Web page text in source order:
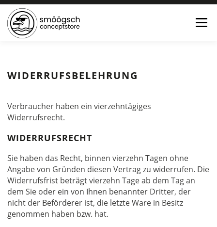
Menü
WIDERRUFSBELEHRUNG
Verbraucher haben ein vierzehntägiges
Widerrufsrecht.
WIDERRUFSRECHT
Sie haben das Recht, binnen vierzehn Tagen ohne
Angabe von Gründen diesen Vertrag zu widerrufen. Die
Widerrufsfrist beträgt vierzehn Tage ab dem Tag an
dem Sie oder ein von Ihnen benannter Dritter, der
nicht der Beförderer ist, die letzte Ware in Besitz
genommen haben bzw. hat.